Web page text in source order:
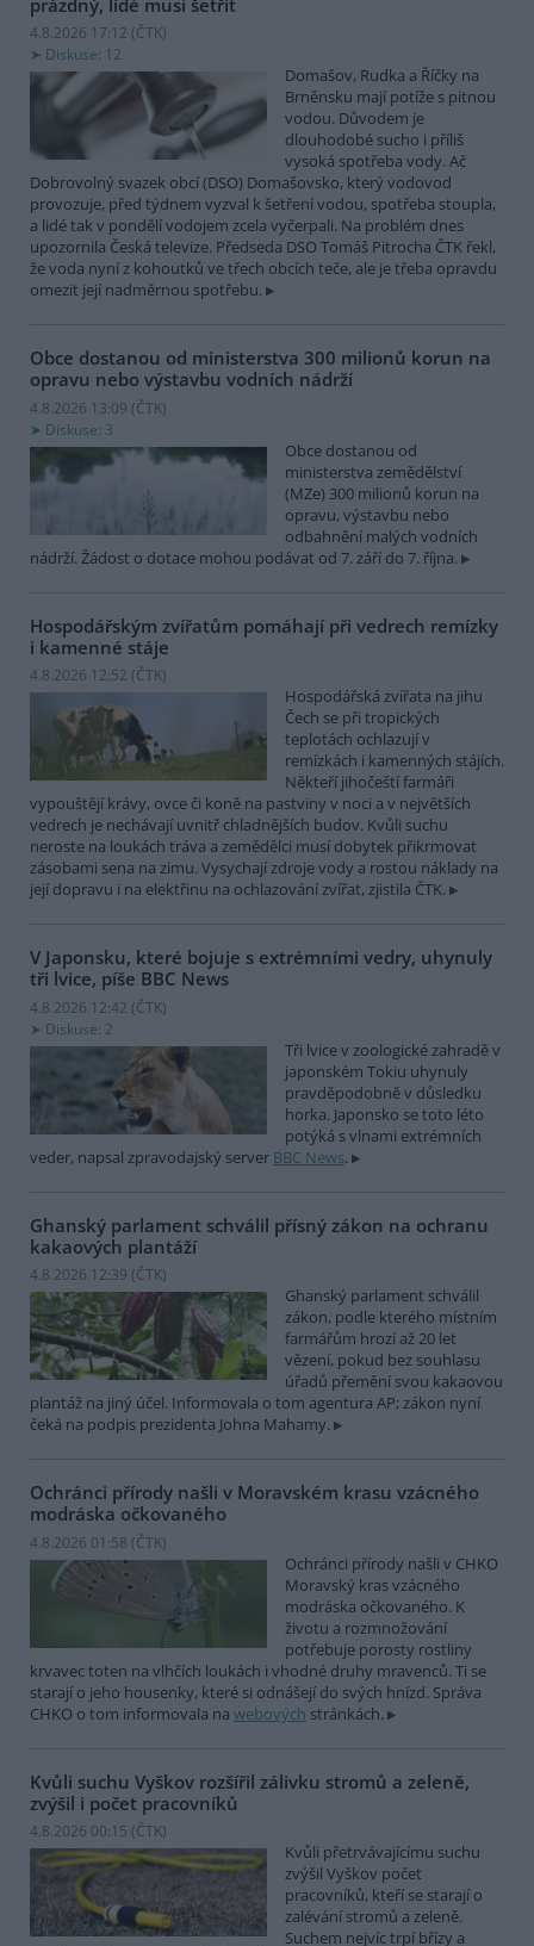
4.8.2026 17:12 (ČTK)
Diskuse: 12
Domašov, Rudka a Říčky na
Brněnsku mají potíže s pitnou
vodou. Důvodem je
dlouhodobé sucho i příliš
vysoká spotřeba vody. Ač
Dobrovolný svazek obcí (DSO) Domašovsko, který vodovod
provozuje, před týdnem vyzval k šetření vodou, spotřeba stoupla,
a lidé tak v pondělí vodojem zcela vyčerpali. Na problém dnes
upozornila Česká televize. Předseda DSO Tomáš Pitrocha ČTK řekl,
že voda nyní z kohoutků ve třech obcích teče, ale je třeba opravdu
omezit její nadměrnou spotřebu.
Obce dostanou od ministerstva 300 milionů korun na
opravu nebo výstavbu vodních nádrží
4.8.2026 13:09 (ČTK)
Diskuse: 3
Obce dostanou od
ministerstva zemědělství
(MZe) 300 milionů korun na
opravu, výstavbu nebo
odbahnění malých vodních
nádrží. Žádost o dotace mohou podávat od 7. září do 7. října.
Hospodářským zvířatům pomáhají při vedrech remízky
i kamenné stáje
4.8.2026 12:52 (ČTK)
Hospodářská zvířata na jihu
Čech se při tropických
teplotách ochlazují v
remízkách i kamenných stájích.
Někteří jihočeští farmáři
vypouštějí krávy, ovce či koně na pastviny v noci a v největších
vedrech je nechávají uvnitř chladnějších budov. Kvůli suchu
neroste na loukách tráva a zemědělci musí dobytek přikrmovat
zásobami sena na zimu. Vysychají zdroje vody a rostou náklady na
její dopravu i na elektřinu na ochlazování zvířat, zjistila ČTK.
V Japonsku, které bojuje s extrémními vedry, uhynuly
tři lvice, píše BBC News
4.8.2026 12:42 (ČTK)
Diskuse: 2
Tři lvice v zoologické zahradě v
japonském Tokiu uhynuly
pravděpodobně v důsledku
horka. Japonsko se toto léto
potýká s vlnami extrémních
veder, napsal zpravodajský server BBC News.
Ghanský parlament schválil přísný zákon na ochranu
kakaových plantáží
4.8.2026 12:39 (ČTK)
Ghanský parlament schválil
zákon, podle kterého místním
farmářům hrozí až 20 let
vězení, pokud bez souhlasu
úřadů přemění svou kakaovou
plantáž na jiný účel. Informovala o tom agentura AP; zákon nyní
čeká na podpis prezidenta Johna Mahamy.
Ochránci přírody našli v Moravském krasu vzácného
modráska očkovaného
4.8.2026 01:58 (ČTK)
Ochránci přírody našli v CHKO
Moravský kras vzácného
modráska očkovaného. K
životu a rozmnožování
potřebuje porosty rostliny
krvavec toten na vlhčích loukách i vhodné druhy mravenců. Ti se
starají o jeho housenky, které si odnášejí do svých hnízd. Správa
CHKO o tom informovala na webových stránkách.
Kvůli suchu Vyškov rozšířil zálivku stromů a zeleně,
zvýšil i počet pracovníků
4.8.2026 00:15 (ČTK)
Kvůli přetrvávajícímu suchu
zvýšil Vyškov počet
pracovníků, kteří se starají o
zalévání stromů a zeleně.
Suchem nejvíc trpí břízy a